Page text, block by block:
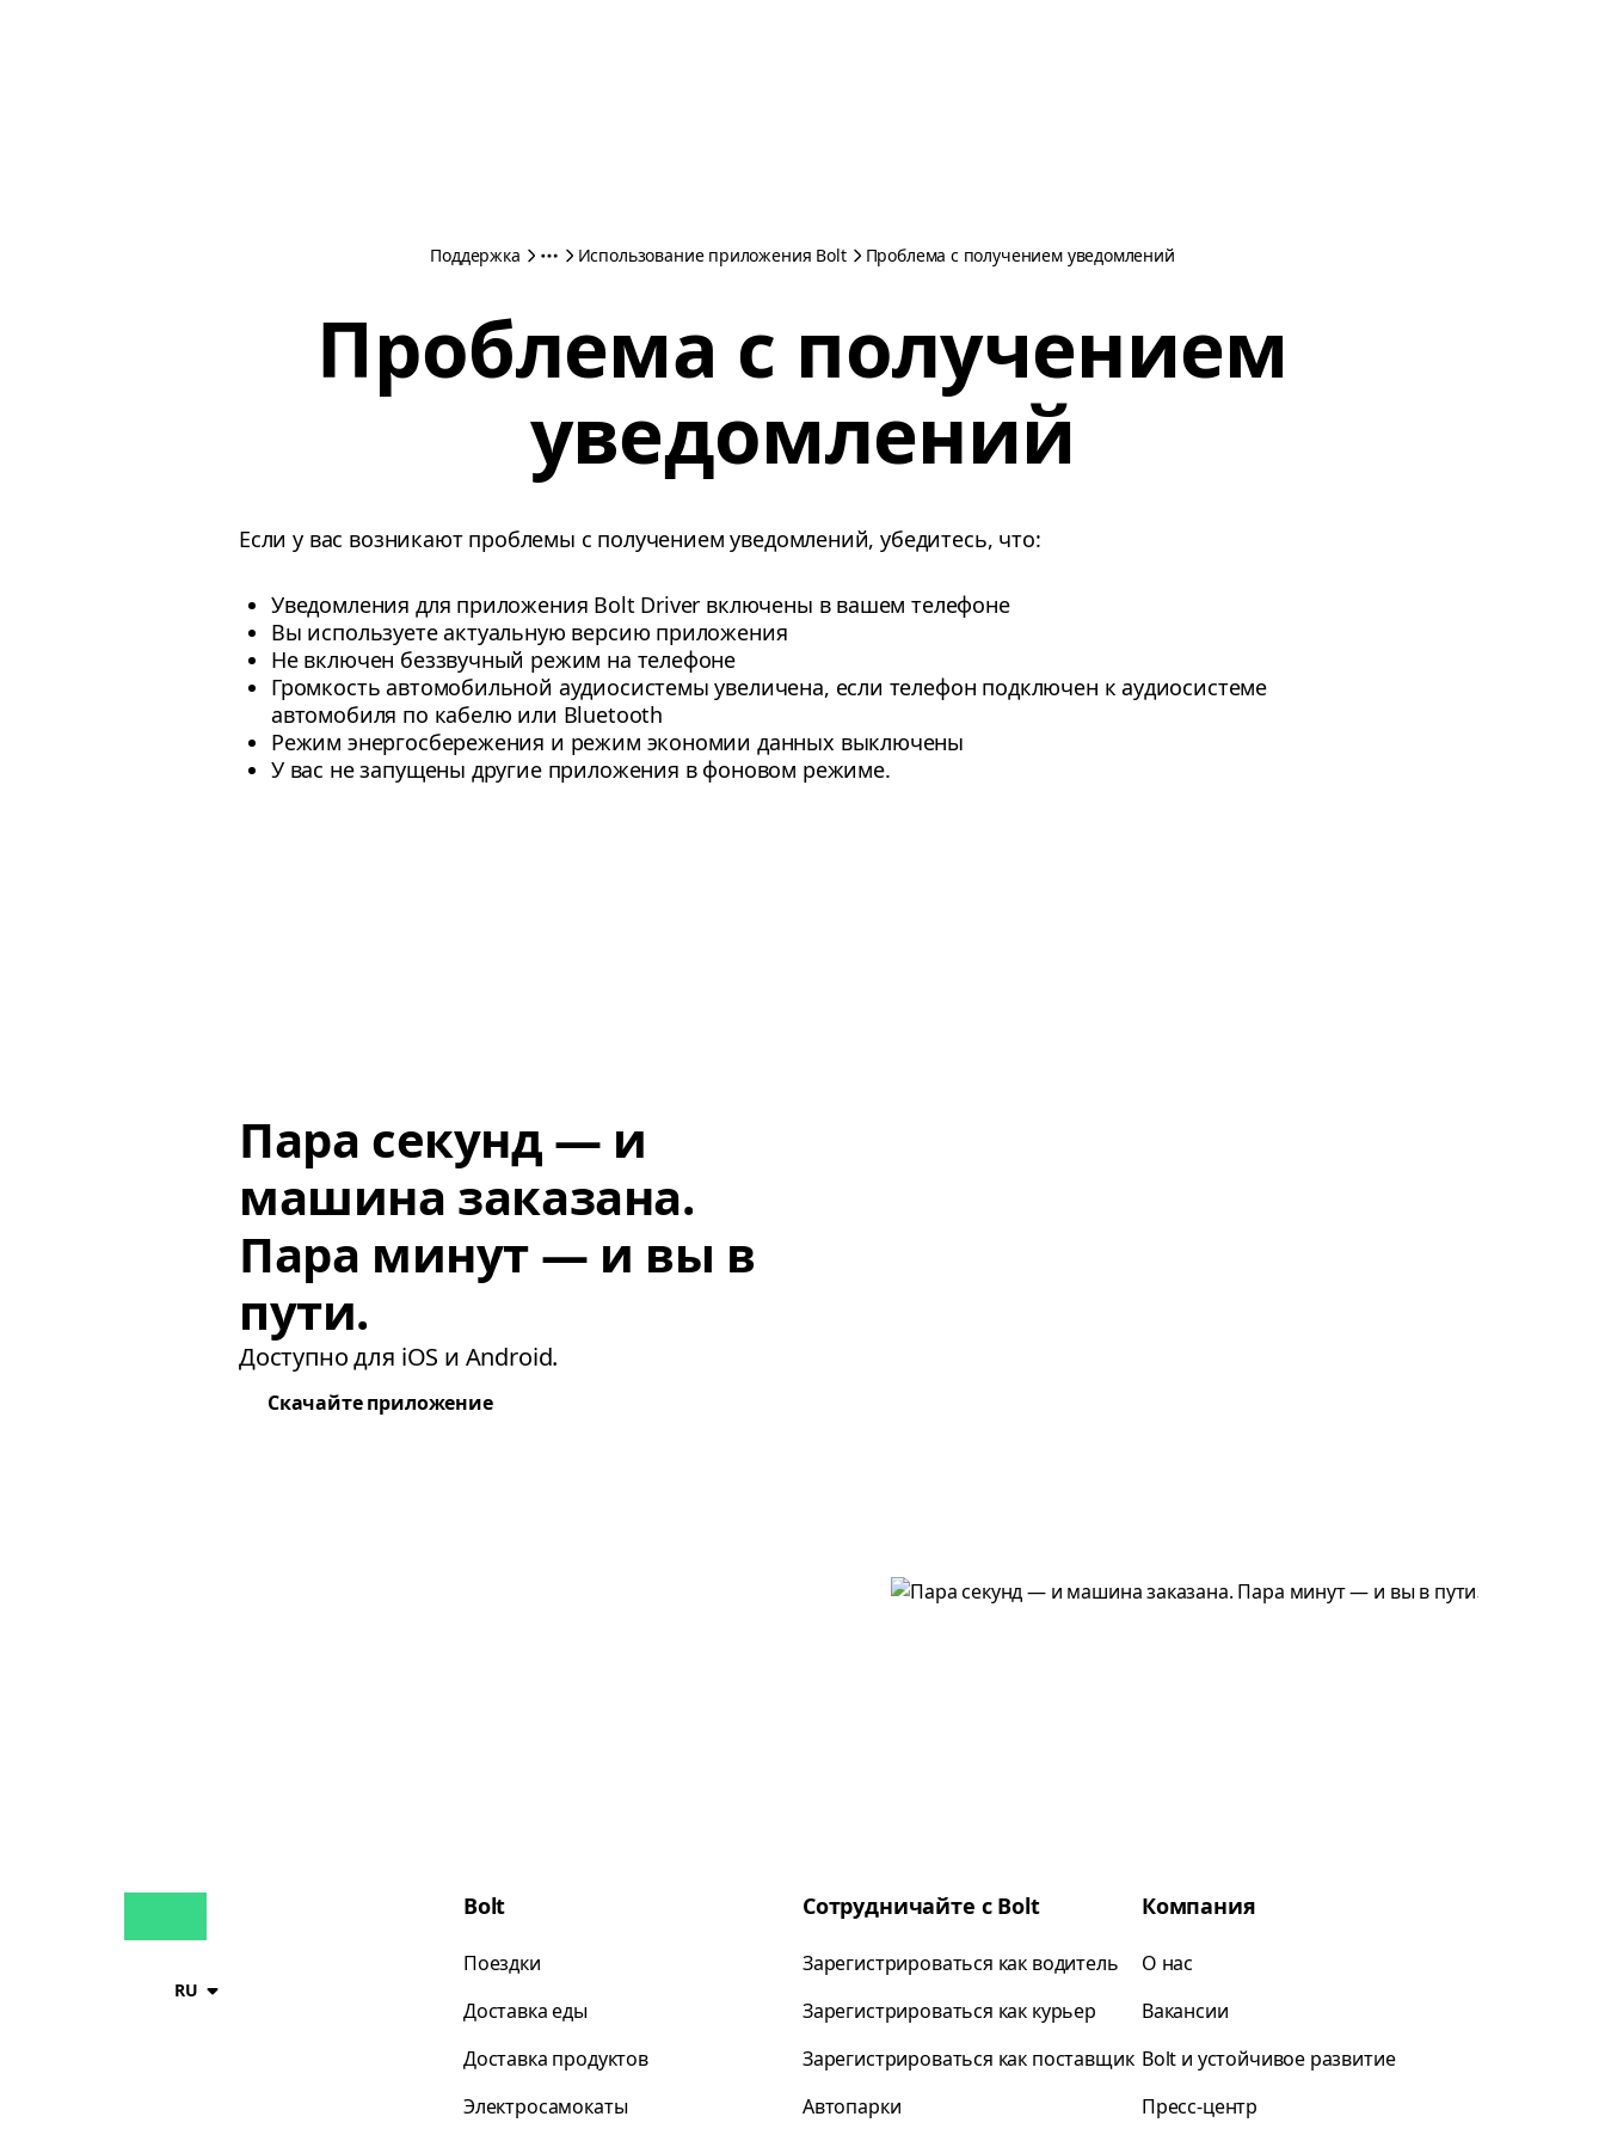
Поддержка Использование приложения Bolt Проблема с получением уведомлений
Проблема с получением
уведомлений
Если у вас возникают проблемы с получением уведомлений, убедитесь, что:
Уведомления для приложения Bolt Driver включены в вашем телефоне
Вы используете актуальную версию приложения
Не включен беззвучный режим на телефоне
Громкость автомобильной аудиосистемы увеличена, если телефон подключен к аудиосистеме
автомобиля по кабелю или Bluetooth
Режим энергосбережения и режим экономии данных выключены
У вас не запущены другие приложения в фоновом режиме.
Пара секунд — и
машина заказана.
Пара минут — и вы в
пути.
Доступно для iOS и Android.
Скачайте приложение
RU
Bolt
Поездки
Доставка еды
Доставка продуктов
Электросамокаты
Сотрудничайте с Bolt
Зарегистрироваться как водитель
Зарегистрироваться как курьер
Зарегистрироваться как поставщик
Автопарки
Компания
О нас
Вакансии
Bolt и устойчивое развитие
Пресс-центр